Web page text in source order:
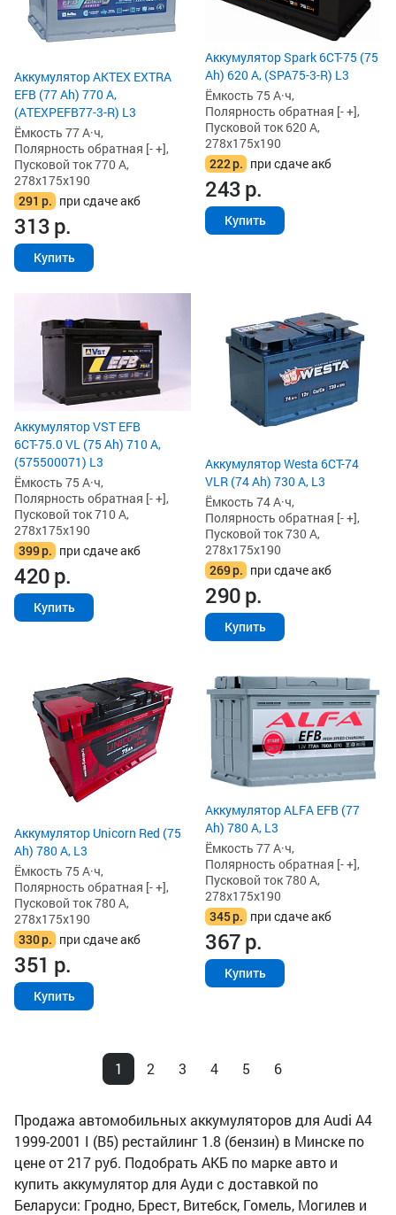
Аккумулятор AKTEX EXTRA
EFB (77 Ah) 770 А,
(ATEXPEFB77-3-R) L3
Ёмкость 77 А·ч,
Полярность обратная [- +],
Пусковой ток 770 А,
278x175x190
291 р. при сдаче акб
313р.
Купить
Аккумулятор Spark 6СТ-75 (75
Ah) 620 А, (SPA75-3-R) L3
Ёмкость 75 А·ч,
Полярность обратная [- +],
Пусковой ток 620 А,
278x175x190
222р. при сдаче акб
243р.
Купить
Аккумулятор VST EFB
6СТ-75.0 VL (75 Ah) 710 А,
(575500071) L3
Ёмкость 75 А·ч,
Полярность обратная [- +],
Пусковой ток 710 А,
278x175x190
399р. при сдаче акб
420р.
Купить
Аккумулятор Westa 6СТ-74
VLR (74 Ah) 730 А, L3
Ёмкость 74 А·ч,
Полярность обратная [- +],
Пусковой ток 730 А,
278x175x190
269р. при сдаче акб
290р.
Купить
Аккумулятор Unicorn Red (75
Ah) 780 А, L3
Ёмкость 75 А·ч,
Полярность обратная [- +],
Пусковой ток 780 А,
278x175x190
330р. при сдаче акб
351 р.
Купить
Аккумулятор ALFA EFB (77
Ah) 780 А, L3
Ёмкость 77 А·ч,
Полярность обратная [- +],
Пусковой ток 780 А,
278x175x190
345р. при сдаче акб
367р.
Купить
1 2 3 4 5 6
Продажа автомобильных аккумуляторов для Audi A4
1999-2001 I (B5) рестайлинг 1.8 (бензин) в Минске по
цене от 217 руб. Подобрать АКБ по марке авто и
купить аккумулятор для Ауди с доставкой по
Беларуси: Гродно, Брест, Витебск, Гомель, Могилев и